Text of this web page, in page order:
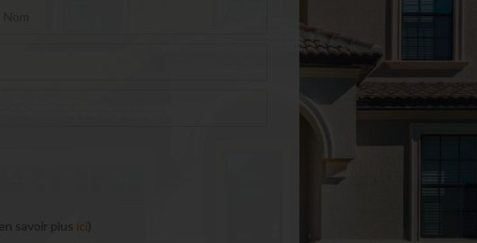
savoir plus ici)